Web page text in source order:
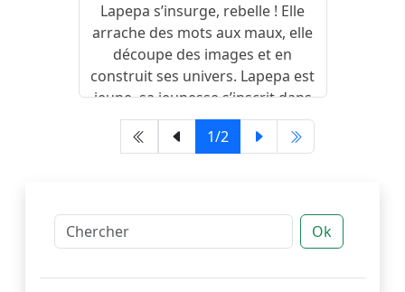
Lapepa s’insurge, rebelle ! Elle
arrache des mots aux maux, elle
découpe des images et en
construit ses univers. Lapepa est
jeune, sa jeunesse s’inscrit dans
la sagesse des siècles.
1/2
Ok